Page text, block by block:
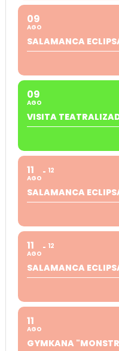
09
AGO
SALAMANCA
09
AGO
VISITA
11
AGO
12
SALAMANCA
11
AGO
12
SALAMANCA
11
AGO
GYMKANA